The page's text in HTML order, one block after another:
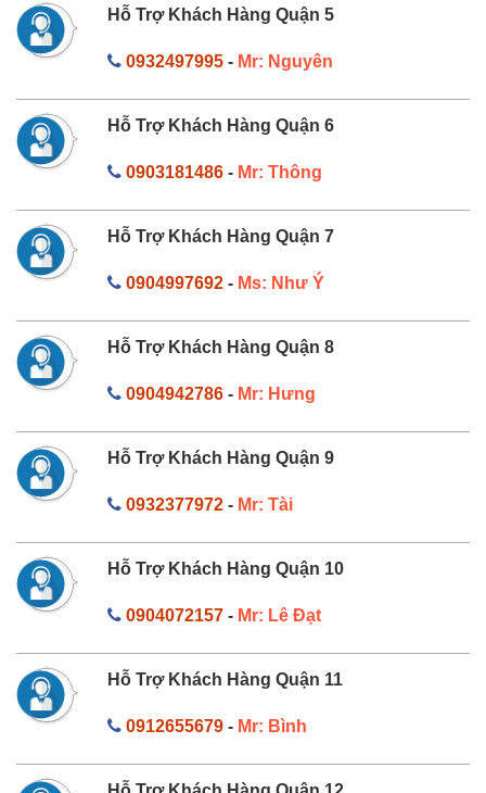
Hỗ Trợ Khách Hàng Quận 5
0932497995- Mr: Nguyên
Hỗ Trợ Khách Hàng Quận 6
0903181486- Mr: Thông
Hỗ Trợ Khách Hàng Quận 7
0904997692- Ms: Như Ý
Hỗ Trợ Khách Hàng Quận 8
0904942786- Mr: Hưng
Hỗ Trợ Khách Hàng Quận 9
0932377972- Mr: Tài
Hỗ Trợ Khách Hàng Quận 10
0904072157- Mr: Lê Đạt
Hỗ Trợ Khách Hàng Quận 11
0912655679- Mr: Bình